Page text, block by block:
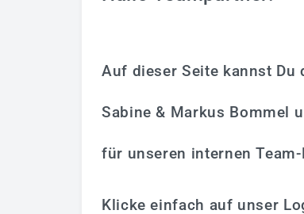
Auf dieser Seite kannst
Sabine & Markus Bommel
für unseren internen
Klicke einfach auf unser